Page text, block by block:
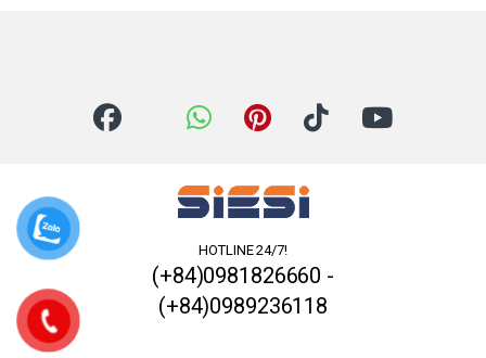
HOTLINE 24/7!
(+84)0981826660 -
(+84)0989236118